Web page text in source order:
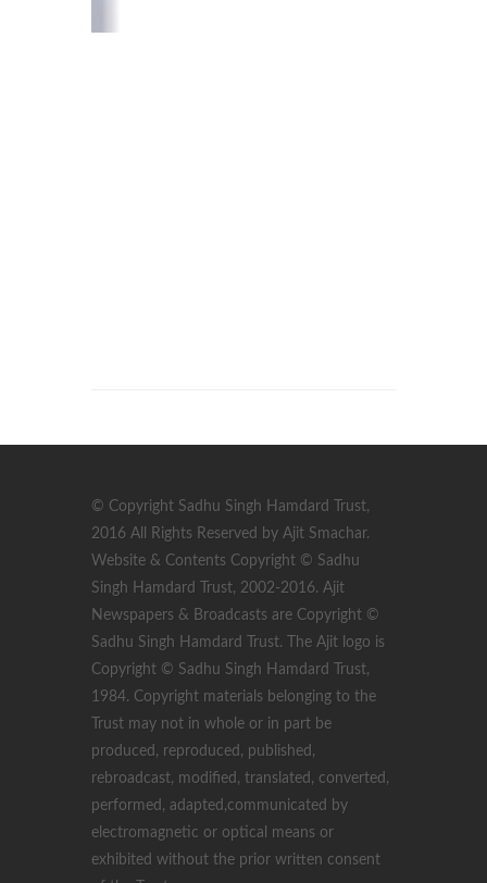
© Copyright Sadhu Singh Hamdard Trust,
2016 All Rights Reserved by Ajit Smachar.
Website & Contents Copyright © Sadhu
Singh Hamdard Trust, 2002-2016. Ajit
Newspapers & Broadcasts are Copyright ©
Sadhu Singh Hamdard Trust. The Ajit logo is
Copyright © Sadhu Singh Hamdard Trust,
1984. Copyright materials belonging to the
Trust may not in whole or in part be
produced, reproduced, published,
rebroadcast, modified, translated, converted,
performed, adapted,communicated by
electromagnetic or optical means or
exhibited without the prior written consent